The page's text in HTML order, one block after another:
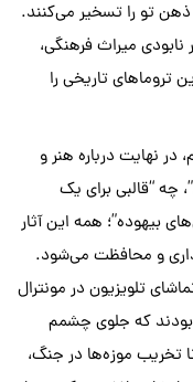
تو را تسخیر می‌کنند.
میراث فرهنگی،
تروماهای تاریخی را
در نهایت درباره هنر و
چه “قالبیبرای یک
بیهوده”؛ همه این آثار
و محافظت می‌شود.
تلویزیون در مونترال
که جلوی چشمم
موزه‌ها در جنگ،